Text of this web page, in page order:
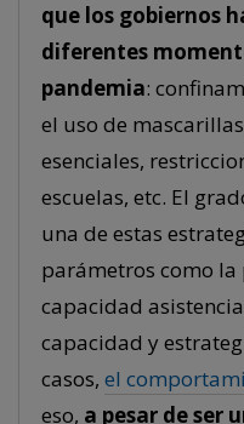
que los gobiernos
diferentes
pandemia:
el uso de
esenciales,
escuelas, etc. El
una de estas
parámetros como
capacidad
capacidad y
casos, el
eso, a pesar de ser